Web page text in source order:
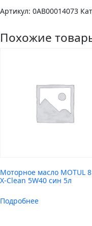
Артикул: 0AB00014073
Похожие
Моторное масло MOTUL
X-Clean 5W40 син 5л
Подробнее